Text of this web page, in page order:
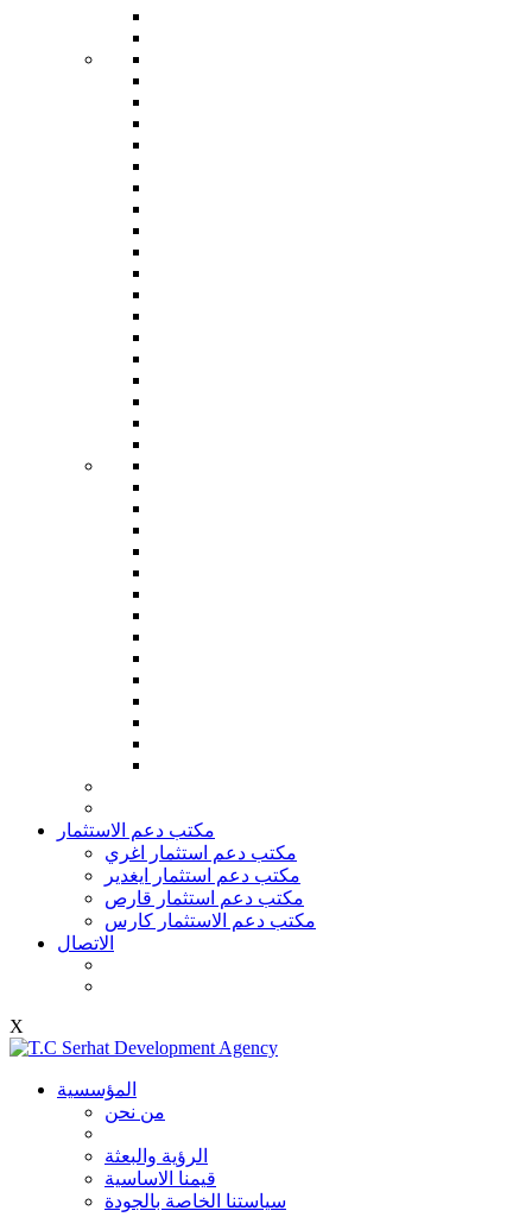
مكتب دعم الاستثمار
مكتب دعم استثمار اغري
مكتب دعم استثمار ايغدير
مكتب دعم استثمار قارص
مكتب دعم الاستثمار كارس
الاتصال
X
المؤسسية
من نحن
الرؤية والبعثة
قيمنا الاساسية
سياستنا الخاصة بالجودة